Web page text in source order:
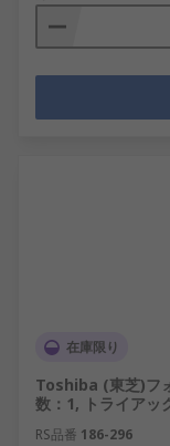
在庫限り
Toshiba (東芝)フ
数：1, トライアッ
RS品番 186-296